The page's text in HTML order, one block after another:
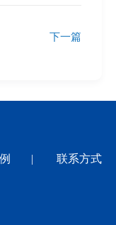
下一篇
| 联系方式